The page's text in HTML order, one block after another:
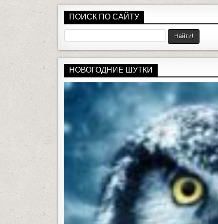
ПОИСК ПО САЙТУ
НОВОГОДНИЕ ШУТКИ